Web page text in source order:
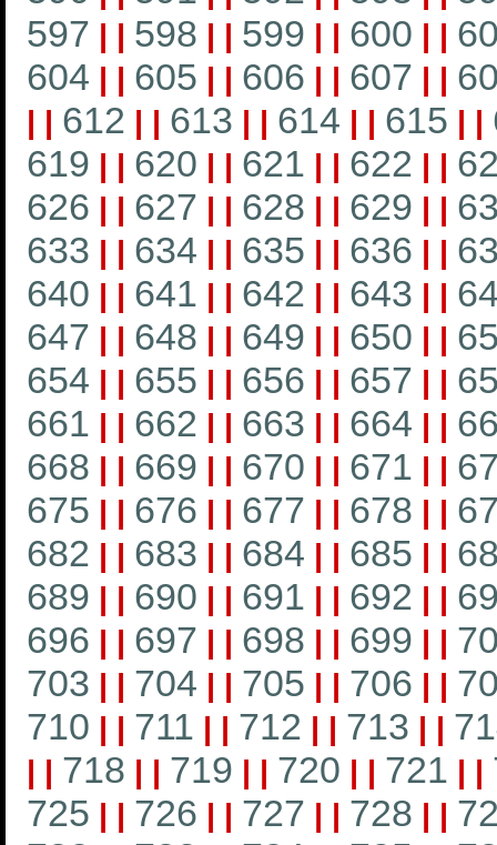
597 | | 598 | | 599 | | 600 | |
604 | | 605 | | 606 | | 607 | |
| | 612 | | 613 | | 614 | | 615 | |
619 | | 620 | | 621 | | 622 | |
626 | | 627 | | 628 | | 629 | |
633 | | 634 | | 635 | | 636 | |
640 | | 641 | | 642 | | 643 | |
647 | | 648 | | 649 | | 650 | |
654 | | 655 | | 656 | | 657 | |
661 | | 662 | | 663 | | 664 | |
668 | | 669 | | 670 | | 671 | |
675 | | 676 | | 677 | | 678 | |
682 | | 683 | | 684 | | 685 | |
689 | | 690 | | 691 | | 692 | |
696 | | 697 | | 698 | | 699 | |
703 | | 704 | | 705 | | 706 | |
710 | | 711 | | 712 | | 713 | |
| | 718 | | 719 | | 720 | | 721 | |
725 | | 726 | | 727 | | 728 | |